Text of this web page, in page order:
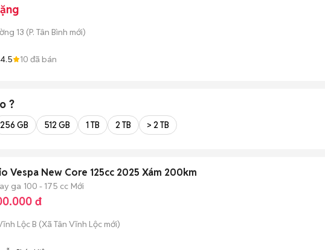
13 (P. Tân Bình mới)
4.5 10 đã bán
?
256 GB 512 GB 1 TB 2 TB > 2 TB
Vespa New Core 125cc 2025 Xám 200km
ga 100 - 175 cc Mới
đ
Lộc B (Xã Tân Vĩnh Lộc mới)